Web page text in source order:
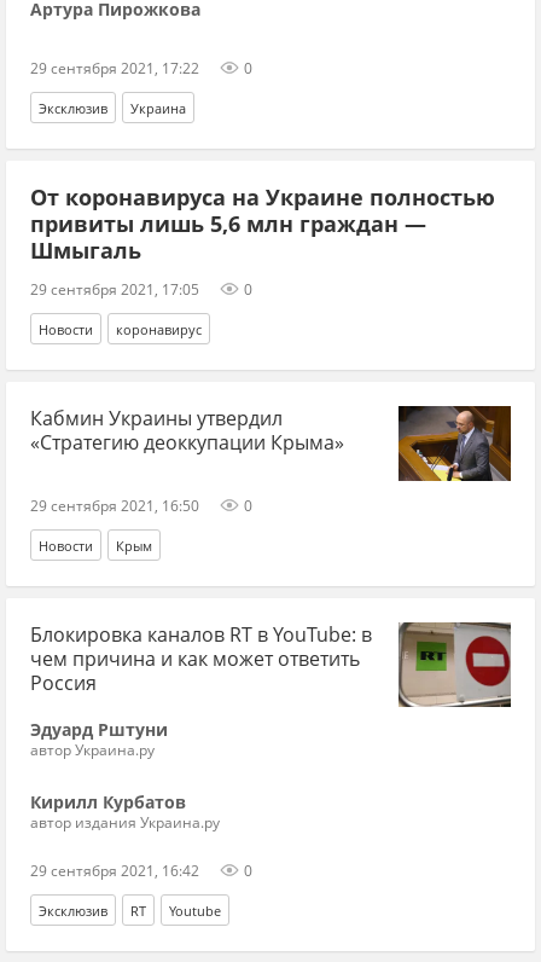
Артура Пирожкова
29 сентября 2021, 17:22 0
Эксклюзив Украина
От коронавируса на Украине полностью
привиты лишь 5,6 млн граждан —
Шмыгаль
29 сентября 2021, 17:05 0
Новости коронавирус
Кабмин Украины утвердил
«Стратегию деоккупации Крыма»
29 сентября 2021, 16:50 0
Новости Крым
Блокировка каналов RT в YouTube: в
чем причина и как может ответить
Россия
Эдуард Рштуни
автор Украина.ру
Кирилл Курбатов
автор издания Украина.ру
29 сентября 2021, 16:42 0
Эксклюзив RT Youtube